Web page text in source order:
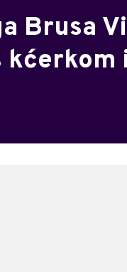
Brusa
kćerkom